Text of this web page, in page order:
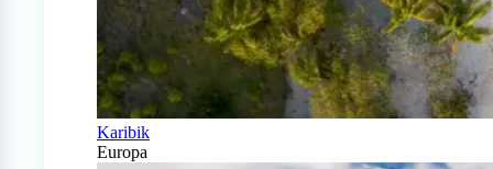
Karibik
Europa